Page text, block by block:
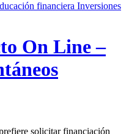
financiera Inversiones
On Line –